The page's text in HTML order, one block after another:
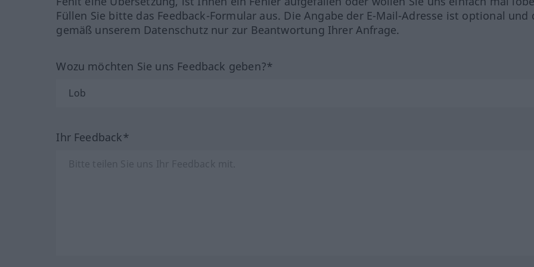
Füllen Sie bitte das Feedback-Formular aus. Die Angabe der E-Mail-Adresse ist optional und
gemäß unserem Datenschutz nur zur Beantwortung Ihrer Anfrage.
Wozu möchten Sie uns Feedback geben?*
Ihr Feedback*